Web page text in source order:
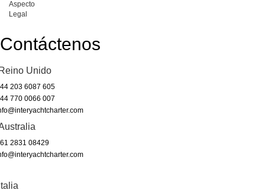
Aspecto
Legal
Contáctenos
Unido
203 6087 605
770 0066 007
2831 08429